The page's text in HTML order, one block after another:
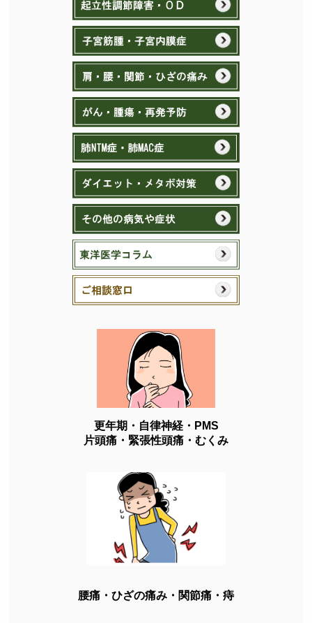
更年期・自律神経・PMS
片頭痛・緊張性頭痛・むくみ
腰痛・ひざの痛み・関節痛・痔